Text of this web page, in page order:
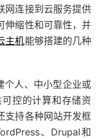
网连接到云服务提供
伸缩性和可靠性，并
主机能够搭建的几种
个人、中小型企业或
控的计算和存储资
支持各种网站开发框
、Drupal和